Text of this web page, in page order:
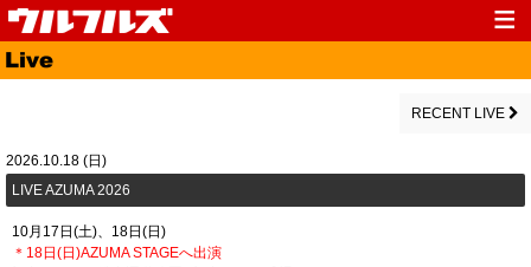
Top
Profile
Fanclub Goods
Contact
RECENT LIVE
2026.10.18 (日)
LIVE AZUMA 2026
10月17日(土)、18日(日)
＊18日(日)AZUMA STAGEへ出演